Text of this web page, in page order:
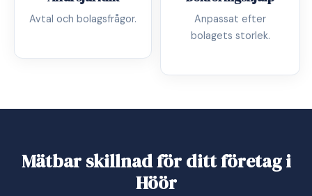
Avtal och bolagsfrågor.
Anpassat efter
bolagets storlek.
Mätbar skillnad för ditt företag i
Höör